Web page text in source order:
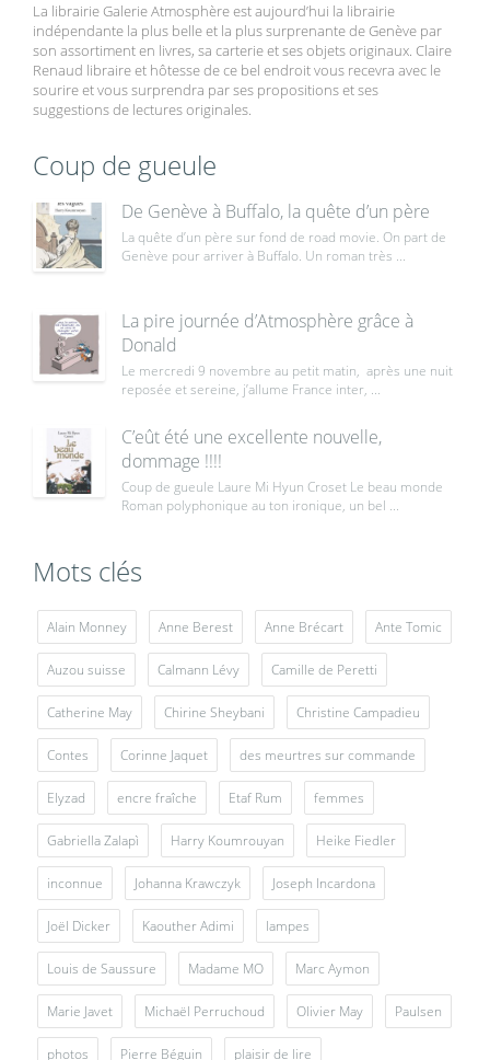
La librairie Galerie Atmosphère est aujourd’hui la librairie
indépendante la plus belle et la plus surprenante de Genève par
son assortiment en livres, sa carterie et ses objets originaux. Claire
Renaud libraire et hôtesse de ce bel endroit vous recevra avec le
sourire et vous surprendra par ses propositions et ses
suggestions de lectures originales.
Coup de gueule
De Genève à Buffalo, la quête d’un père
La quête d’un père sur fond de road movie. On part de
Genève pour arriver à Buffalo. Un roman très ...
La pire journée d’Atmosphère grâce à
Donald
Le mercredi 9 novembre au petit matin, après une nuit
reposée et sereine, j’allume France inter, ...
C’eût été une excellente nouvelle,
dommage !!!!
Coup de gueule Laure Mi Hyun Croset Le beau monde
Roman polyphonique au ton ironique, un bel ...
Mots clés
Alain Monney Anne Berest Anne Brécart Ante Tomic
Auzou suisse Calmann Lévy Camille de Peretti
Catherine May Chirine Sheybani Christine Campadieu
Contes Corinne Jaquet des meurtres sur commande
Elyzad encre fraîche Etaf Rum femmes
Gabriella Zalapì Harry Koumrouyan Heike Fiedler
inconnue Johanna Krawczyk Joseph Incardona
Joël Dicker Kaouther Adimi lampes
Louis de Saussure Madame MO Marc Aymon
Marie Javet Michaël Perruchoud Olivier May Paulsen
photos Pierre Béguin plaisir de lire